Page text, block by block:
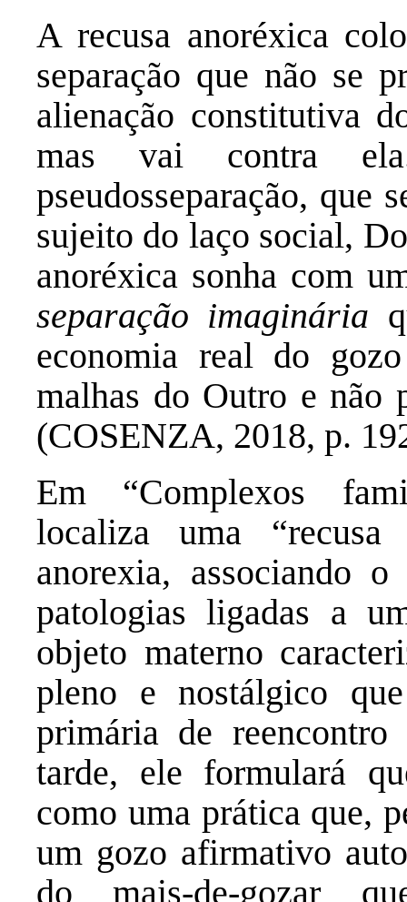
A recusa anoréxica
separação que não se
alienação constitutiva
mas vai contra
pseudosseparação, que
sujeito do laço social,
anoréxica sonha com
separação imaginária
economia real do
malhas do Outro e não
(COSENZA, 2018, p.
Em “Complexos
localiza uma
anorexia, associando
patologias ligadas a
objeto materno
pleno e nostálgico
primária de
tarde, ele formulará
como uma prática que,
um gozo afirmativo
do mais-de-gozar